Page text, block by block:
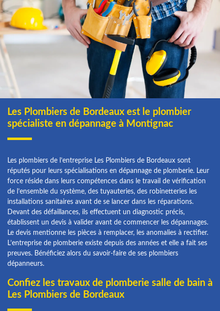
Les Plombiers de Bordeaux est le plombier
spécialiste en dépannage à Montignac
Les plombiers de l’entreprise Les Plombiers de Bordeaux sont
réputés pour leurs spécialisations en dépannage de plomberie. Leur
force réside dans leurs compétences dans le travail de vérification
de l’ensemble du système, des tuyauteries, des robinetteries les
installations sanitaires avant de se lancer dans les réparations.
Devant des défaillances, ils effectuent un diagnostic précis,
établissent un devis à valider avant de commencer les dépannages.
Le devis mentionne les pièces à remplacer, les anomalies à rectifier.
L’entreprise de plomberie existe depuis des années et elle a fait ses
preuves. Bénéficiez alors du savoir-faire de ses plombiers
dépanneurs.
Confiez les travaux de plomberie salle de bain à
Les Plombiers de Bordeaux